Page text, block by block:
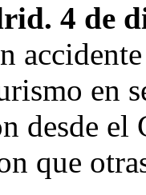
4 de
en
desde el
que